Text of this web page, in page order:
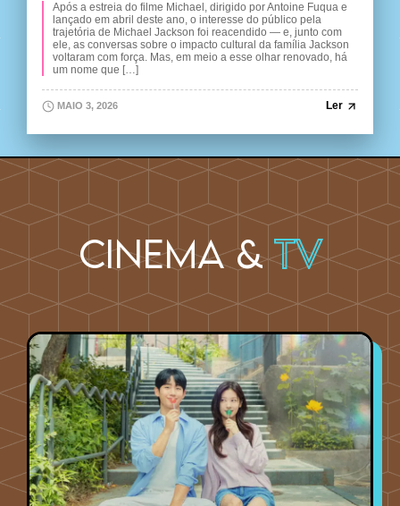
Após a estreia do filme Michael, dirigido por Antoine Fuqua e
lançado em abril deste ano, o interesse do público pela
trajetória de Michael Jackson foi reacendido — e, junto com
ele, as conversas sobre o impacto cultural da família Jackson
voltaram com força. Mas, em meio a esse olhar renovado, há
um nome que […]
MAIO 3, 2026 Ler
Cinema &TV